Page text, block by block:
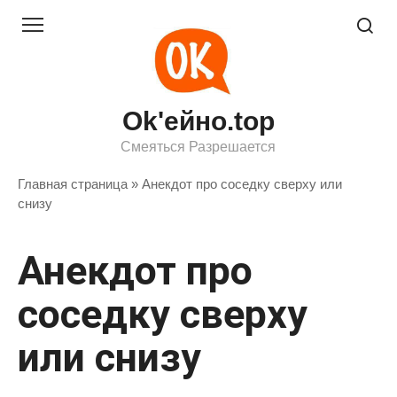
Ok'ейно.top
Смеяться Разрешается
Главная страница » Анекдот про соседку сверху или
снизу
Анекдот про
соседку сверху
или снизу